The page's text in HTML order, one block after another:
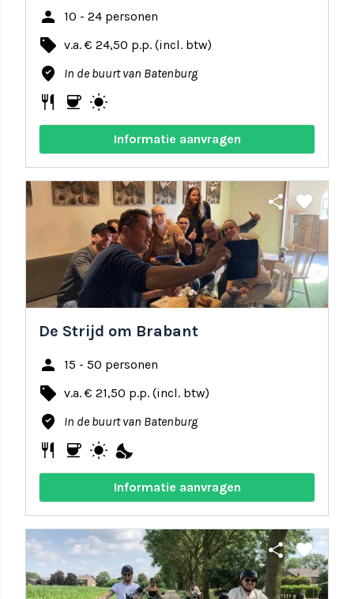
person 10 - 24 personen
local_offer v.a. € 24,50 p.p. (incl. btw)
where_to_vote In de buurt van Batenburg
restaurant coffee wb_sunny
Informatie aanvragen
share favorite
De Strijd om Brabant
person 15 - 50 personen
local_offer v.a. € 21,50 p.p. (incl. btw)
where_to_vote In de buurt van Batenburg
restaurant coffee wb_sunny nights_stay
Informatie aanvragen
share favorite